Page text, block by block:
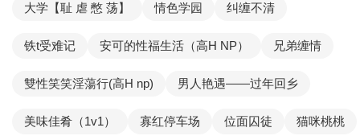
大学【耻 虐 憋 荡】 情色学园 纠缠不清
铁t受难记 安可的性福生活（高H NP） 兄弟缠情
雙性笑笑淫蕩行(高H np) 男人艳遇——过年回乡
美味佳肴（1v1） 寡红停车场 位面囚徒 猫咪桃桃